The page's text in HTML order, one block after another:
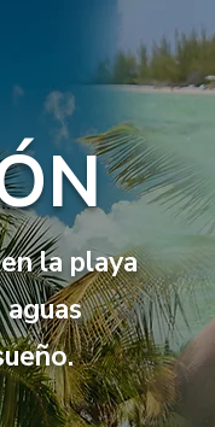
la playa